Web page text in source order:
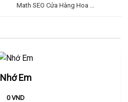
Math SEO Cửa Hàng Hoa ...
Nhớ Em
0VND